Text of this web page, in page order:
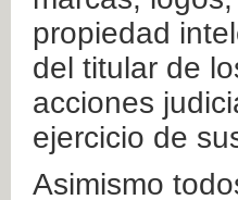
propiedad
del titular de
acciones
ejercicio de
Asimismo